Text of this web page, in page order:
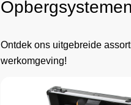
Opbergsystemen
Ontdek ons uitgebreide
werkomgeving!